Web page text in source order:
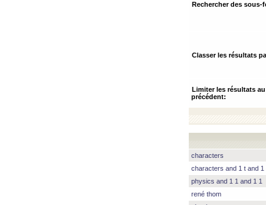
Rechercher des sous-
Classer les résultats
Limiter les résultats au
précédent:
characters
characters and 1 t and 1
physics and 1 1 and 1 1
rené thom